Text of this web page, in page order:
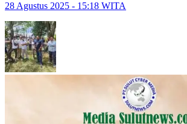
28 Agustus 2025 - 15:18 WITA